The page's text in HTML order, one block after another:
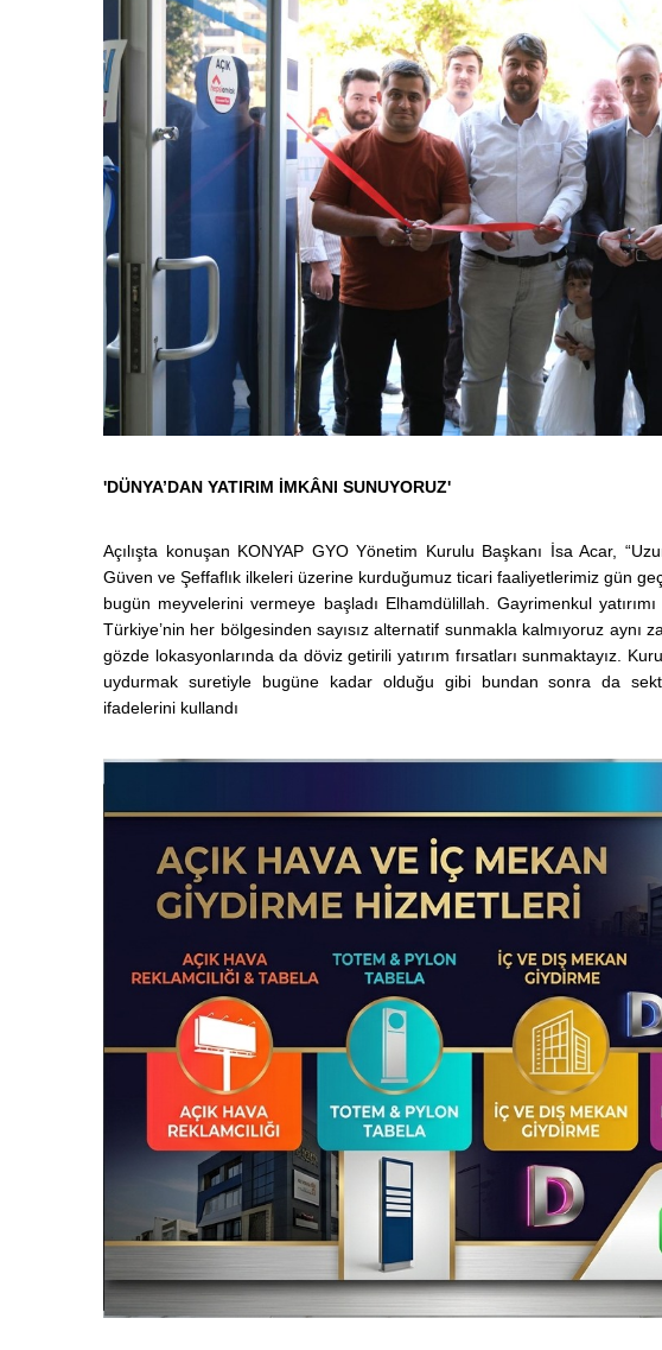
'DÜNYA’DAN YATIRIM İMKÂNI SUNUYORUZ'
Açılışta konuşan KONYAP GYO Yönetim Kurulu Başkanı İsa Acar,
Güven ve Şeffaflık ilkeleri üzerine kurduğumuz ticari faaliyetlerimiz gün
bugün meyvelerini vermeye başladı Elhamdülillah. Gayrimenkul
Türkiye’nin her bölgesinden sayısız alternatif sunmakla kalmıyoruz aynı
gözde lokasyonlarında da döviz getirili yatırım fırsatları sunmaktayız.
uydurmak suretiyle bugüne kadar olduğu gibi bundan sonra da
ifadelerini kullandı